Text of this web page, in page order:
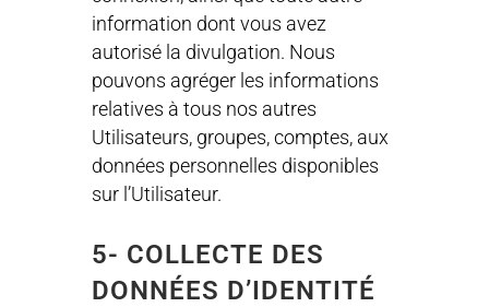
information dont vous avez
autorisé la divulgation. Nous
pouvons agréger les informations
relatives à tous nos autres
Utilisateurs, groupes, comptes, aux
données personnelles disponibles
sur l’Utilisateur.
5- COLLECTE DES
DONNÉES D’IDENTITÉ